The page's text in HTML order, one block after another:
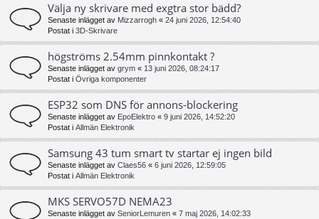
Välja ny skrivare med exgtra stor bädd?
Senaste inlägget av Mizzarrogh « 24 juni 2026, 12:54:40
Postat i 3D-Skrivare
högströms 2.54mm pinnkontakt ?
Senaste inlägget av grym « 13 juni 2026, 08:24:17
Postat i Övriga komponenter
ESP32 som DNS för annons-blockering
Senaste inlägget av EpoElektro « 9 juni 2026, 14:52:20
Postat i Allmän Elektronik
Samsung 43 tum smart tv startar ej ingen bild
Senaste inlägget av Claes56 « 6 juni 2026, 12:59:05
Postat i Allmän Elektronik
MKS SERVO57D NEMA23
Senaste inlägget av SeniorLemuren « 7 maj 2026, 14:02:33